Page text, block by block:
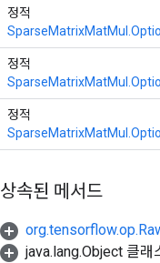
정적
정적
정적
상속된 메서드
java.lang.Object 클래